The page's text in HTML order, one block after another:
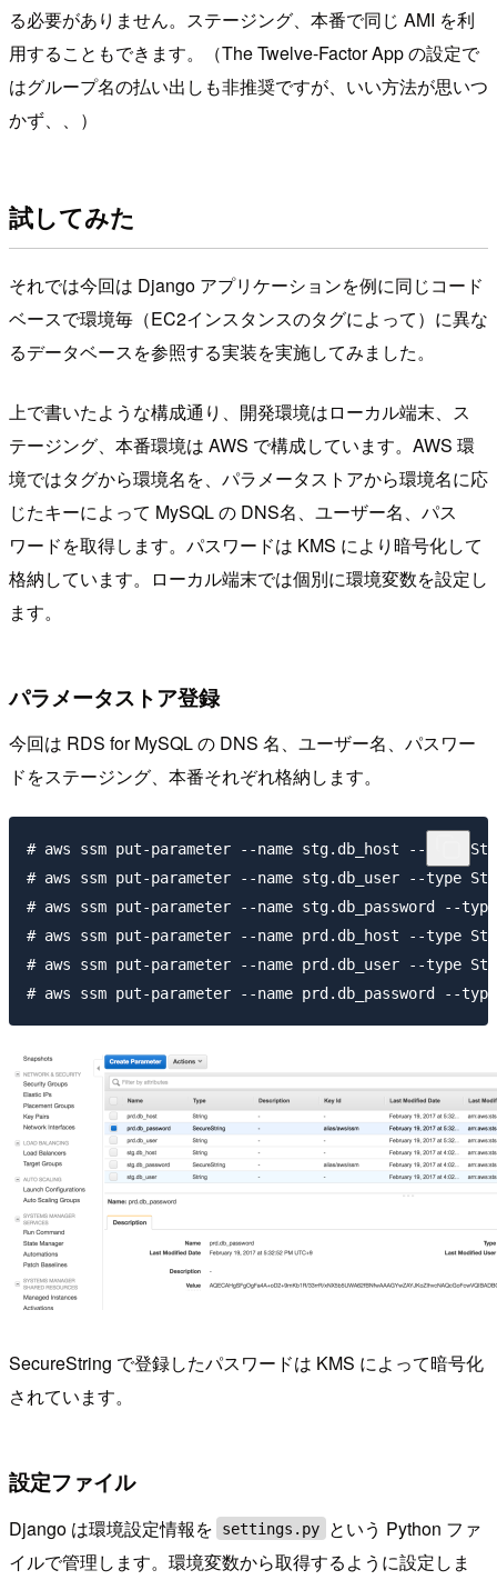
る必要がありません。ステージング、本番で同じ AMI を利
用することもできます。（The Twelve-Factor App の設定で
はグループ名の払い出しも非推奨ですが、いい方法が思いつ
かず、、）
試してみた
それでは今回は Django アプリケーションを例に同じコード
ベースで環境毎（EC2インスタンスのタグによって）に異な
るデータベースを参照する実装を実施してみました。
上で書いたような構成通り、開発環境はローカル端末、ス
テージング、本番環境は AWS で構成しています。AWS 環
境ではタグから環境名を、パラメータストアから環境名に応
じたキーによって MySQL の DNS名、ユーザー名、パス
ワードを取得します。パスワードは KMS により暗号化して
格納しています。ローカル端末では個別に環境変数を設定し
ます。
パラメータストア登録
今回は RDS for MySQL の DNS 名、ユーザー名、パスワー
ドをステージング、本番それぞれ格納します。
# aws ssm put-parameter --name stg.db_host --type
# aws ssm put-parameter --name stg.db_user --type
# aws ssm put-parameter --name stg.db_password --
# aws ssm put-parameter --name prd.db_host --type
# aws ssm put-parameter --name prd.db_user --type
SecureString で登録したパスワードは KMS によって暗号化
されています。
設定ファイル
Django は環境設定情報を settings.py
という Python ファ
イルで管理します。環境変数から取得するように設定しま